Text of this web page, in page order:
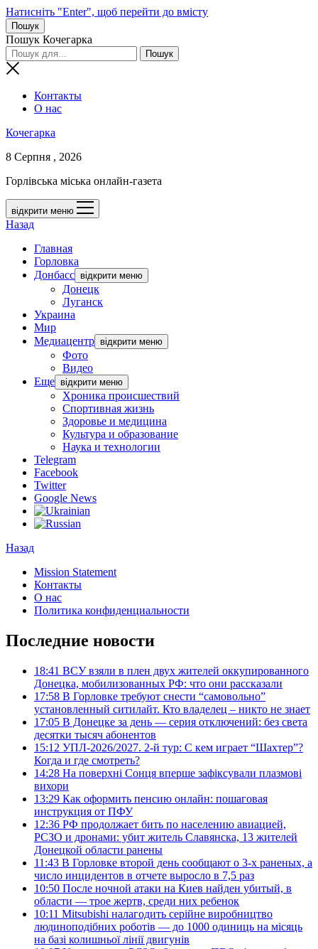
Натисніть "Enter", щоб перейти до вмісту
Пошук
Пошук Кочегарка
Контакты
О нас
Кочегарка
8 Серпня , 2026
Горлівська міська онлайн-газета
відкрити меню
Назад
Главная
Горловка
Донбасс відкрити меню
Донецк
Луганск
Украина
Мир
Медиацентр відкрити меню
Фото
Видео
Еще відкрити меню
Хроника происшествий
Спортивная жизнь
Здоровье и медицина
Культура и образование
Наука и технологии
Telegram
Facebook
Twitter
Google News
Назад
Mission Statement
Контакты
О нас
Политика конфиденциальности
Последние новости
18:41 ВСУ взяли в плен двух жителей оккупированного
Донецка, мобилизованных РФ: что они рассказали
17:58 В Горловке требуют снести “самовольно”
установленный ситилайт. Кто владелец – никто не знает
17:05 В Донецке за день — серия отключений: без света
десятки тысяч абонентов
15:12 УПЛ-2026/2027. 2-й тур: С кем играет “Шахтер”?
Когда и где смотреть?
14:28 На поверхні Сонця вперше зафіксували плазмові
вихори
13:29 Как оформить пенсию онлайн: пошаговая
инструкция от ПФУ
12:36 РФ продолжает бить по населению авиацией,
РСЗО и дронами: убит житель Славянска, 13 жителей
Донецкой области ранены
11:43 В Горловке второй день сообщают о 3-х раненых, а
число инцидентов в отчете выросло в 7,5 раз
10:50 После ночной атаки на Киев найден убитый, в
области — трое жертв, среди них ребенок
10:11 Mitsubishi налагодить серійне виробництво
людиноподібних роботів — до 1000 одиниць на місяць
на базі колишньої лінії двигунів